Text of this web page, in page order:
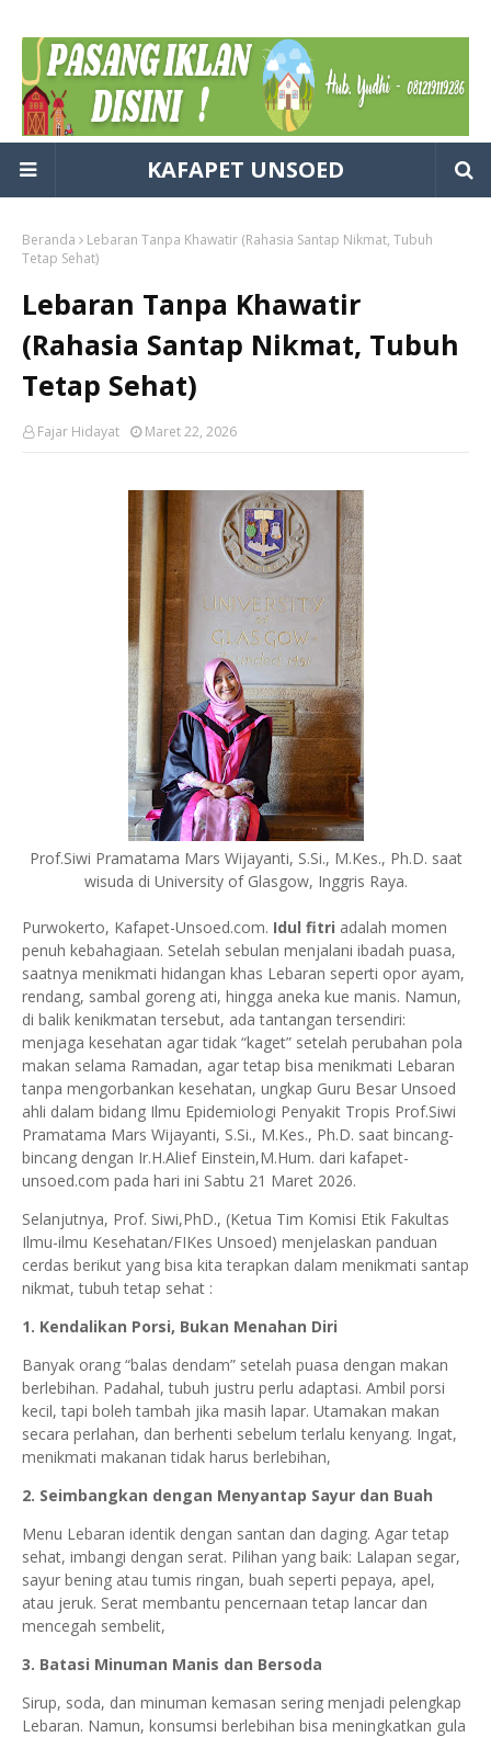
KAFAPET UNSOED
Beranda
Lebaran Tanpa Khawatir (Rahasia Santap Nikmat, Tubuh
Tetap Sehat)
Lebaran Tanpa Khawatir
(Rahasia Santap Nikmat, Tubuh
Tetap Sehat)
Fajar Hidayat Maret 22, 2026
Prof.Siwi Pramatama Mars Wijayanti, S.Si., M.Kes., Ph.D. saat
wisuda di University of Glasgow, Inggris Raya.
Purwokerto, Kafapet-Unsoed.com. Idul fitri adalah momen
penuh kebahagiaan. Setelah sebulan menjalani ibadah puasa,
saatnya menikmati hidangan khas Lebaran seperti opor ayam,
rendang, sambal goreng ati, hingga aneka kue manis. Namun,
di balik kenikmatan tersebut, ada tantangan tersendiri:
menjaga kesehatan agar tidak “kaget” setelah perubahan pola
makan selama Ramadan, agar tetap bisa menikmati Lebaran
tanpa mengorbankan kesehatan, ungkap Guru Besar Unsoed
ahli dalam bidang Ilmu Epidemiologi Penyakit Tropis Prof.Siwi
Pramatama Mars Wijayanti, S.Si., M.Kes., Ph.D. saat bincang-
bincang dengan Ir.H.Alief Einstein,M.Hum. dari kafapet-
unsoed.com pada hari ini Sabtu 21 Maret 2026.
Selanjutnya, Prof. Siwi,PhD., (Ketua Tim Komisi Etik Fakultas
Ilmu-ilmu Kesehatan/FIKes Unsoed) menjelaskan panduan
cerdas berikut yang bisa kita terapkan dalam menikmati santap
nikmat, tubuh tetap sehat :
1. Kendalikan Porsi, Bukan Menahan Diri
Banyak orang “balas dendam” setelah puasa dengan makan
berlebihan. Padahal, tubuh justru perlu adaptasi. Ambil porsi
kecil, tapi boleh tambah jika masih lapar. Utamakan makan
secara perlahan, dan berhenti sebelum terlalu kenyang. Ingat,
menikmati makanan tidak harus berlebihan,
2. Seimbangkan dengan Menyantap Sayur dan Buah
Menu Lebaran identik dengan santan dan daging. Agar tetap
sehat, imbangi dengan serat. Pilihan yang baik: Lalapan segar,
sayur bening atau tumis ringan, buah seperti pepaya, apel,
atau jeruk. Serat membantu pencernaan tetap lancar dan
mencegah sembelit,
3. Batasi Minuman Manis dan Bersoda
Sirup, soda, dan minuman kemasan sering menjadi pelengkap
Lebaran. Namun, konsumsi berlebihan bisa meningkatkan gula